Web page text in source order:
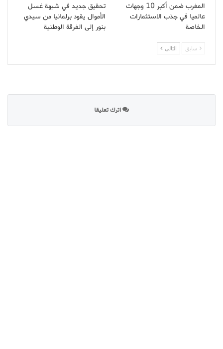
المغرب ضمن أكبر 10 وجهات
عالميا في جذب الاستثمارات
الخاصة
تحقيق جديد في شبهة غسل
الأموال يقود برلمانيا من سيدي
بنور إلى الفرقة الوطنية
سابق التالى
اترك تعليقا